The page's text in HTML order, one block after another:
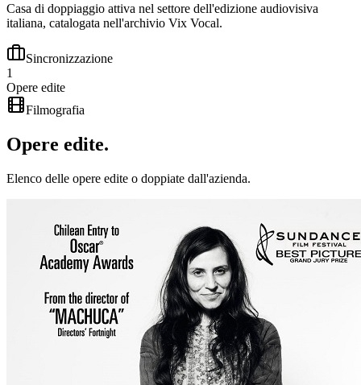
Casa di doppiaggio attiva nel settore dell'edizione audiovisiva
italiana, catalogata nell'archivio Vix Vocal.
Sincronizzazione
1
Opere edite
Filmografia
Opere edite.
Elenco delle opere edite o doppiate dall'azienda.